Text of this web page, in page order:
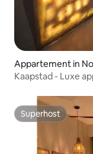
Appartement in
Kaapstad - Luxe
Superhost
Superhost